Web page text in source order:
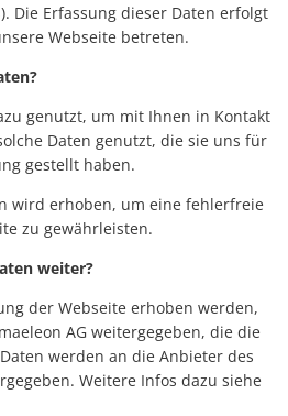
Die Erfassung dieser Daten erfolgt
Webseite betreten.
genutzt, um mit Ihnen in Kontakt
Daten genutzt, die sie uns für
gestellt haben.
wird erhoben, um eine fehlerfreie
zu gewährleisten.
weiter?
der Webseite erhoben werden,
AG weitergegeben, die die
werden an die Anbieter des
Weitere Infos dazu siehe